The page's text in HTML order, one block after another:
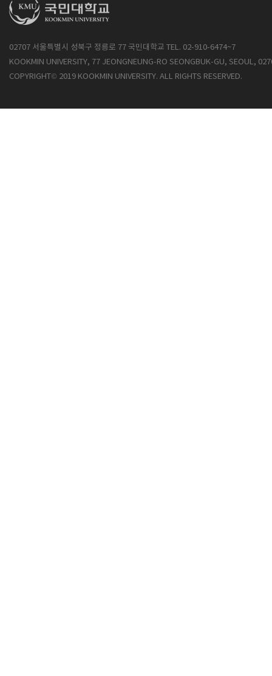
02707 서울특별시 성북구 정릉로 77 국민대학교 TEL. 02-910-6474~7
KOOKMIN UNIVERSITY, 77 JEONGNEUNG-RO SEONGBUK-GU, SEOUL,
COPYRIGHT© 2019 KOOKMIN UNIVERSITY. ALL RIGHTS RESERVED.